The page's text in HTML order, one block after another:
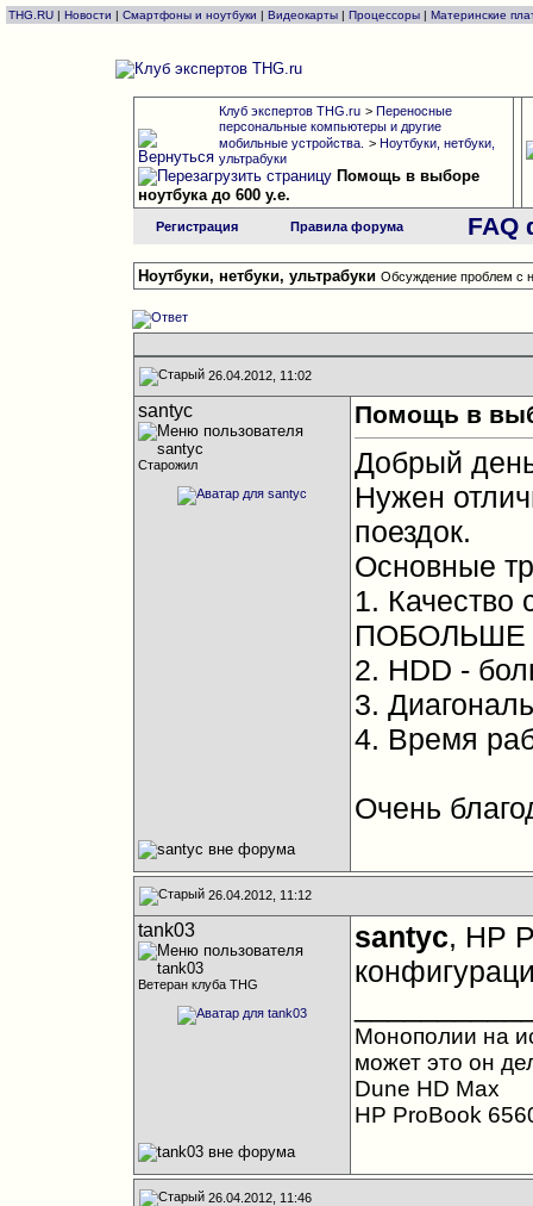
THG.RU | Новости | Смартфоны и ноутбуки | Видеокарты | Процессоры | Материнские
Клуб экспертов THG.ru > Переносные
персональные компьютеры и другие
мобильные устройства. > Ноутбуки, нетбуки,
ультрабуки
Помощь в выборе
ноутбука до 600 у.е.
Регистрация Правила форума FAQ
Ноутбуки, нетбуки, ультрабуки Обсуждение проблем с
26.04.2012, 11:02
santyc
Старожил
Помощь в
Добрый
Нужен
поездок.
Основные
1. Качество
ПОБОЛЬШЕ
2. HDD -
3.
4. Время
Очень
26.04.2012, 11:12
tank03
Ветеран клуба THG
santyc, HP
Монополии на
может это он
Dune HD Max
HP ProBook
26.04.2012, 11:46